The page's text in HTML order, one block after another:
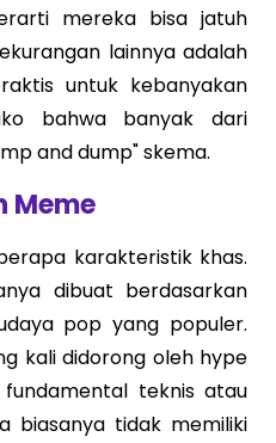
mereka bisa jatuh
lainnya adalah
untuk kebanyakan
bahwa banyak dari
and dump" skema.
Meme
karakteristik khas.
dibuat berdasarkan
pop yang populer.
kali didorong oleh hype
teknis atau
biasanya tidak memiliki